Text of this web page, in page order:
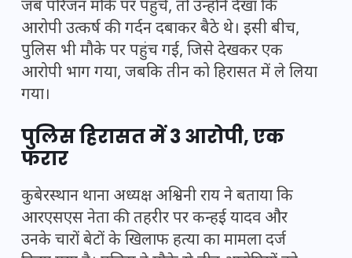
जब परिजन मौके पर पहुंचे, तो उन्होंने देखा कि
आरोपी उत्कर्ष की गर्दन दबाकर बैठे थे। इसी बीच,
पुलिस भी मौके पर पहुंच गई, जिसे देखकर एक
आरोपी भाग गया, जबकि तीन को हिरासत में ले लिया
गया।
पुलिस हिरासत में 3 आरोपी, एक
फरार
कुबेरस्थान थाना अध्यक्ष अश्विनी राय ने बताया कि
आरएसएस नेता की तहरीर पर कन्हई यादव और
उनके चारों बेटों के खिलाफ हत्या का मामला दर्ज